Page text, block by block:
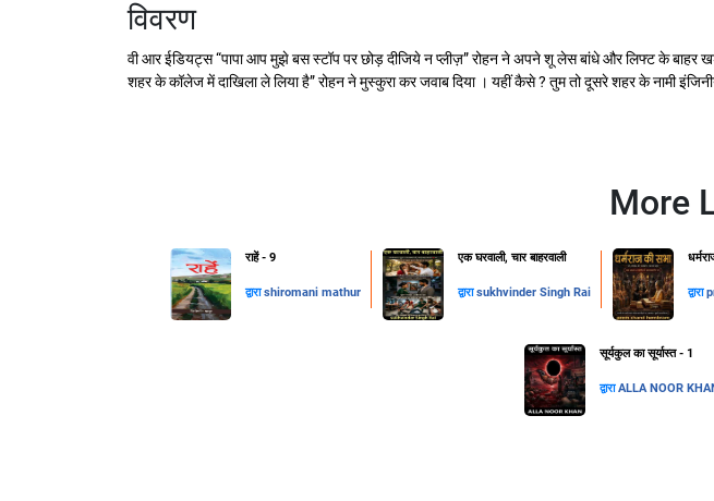
विवरण
वी आर ईडियट्स “पापा आप मुझे बस स्टॉप पर छोड़ दीजिये न प्लीज़” रोहन ने अपने शू लेस बांधे और लिफ्ट के बाहर
शहर के कॉलेज में दाखिला ले लिया है” रोहन ने मुस्कुरा कर जवाब दिया । यहीं कैसे ? तुम तो दूसरे शहर के नामी
More
राहें - 9
द्वाराshiromani mathur
एक घरवाली, चार बाहरवाली
द्वाराsukhvinder Singh Rai द्वारा
सूर्यकुल का सूर्यास्त - 1
द्वाराALLA NOOR